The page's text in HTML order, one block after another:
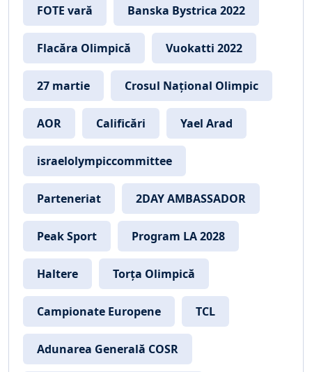
FOTE vară Banska Bystrica 2022
Flacăra Olimpică Vuokatti 2022
27 martie Crosul Național Olimpic
AOR Calificări Yael Arad
israelolympiccommittee
Parteneriat 2DAY AMBASSADOR
Peak Sport Program LA 2028
Haltere Torța Olimpică
Campionate Europene TCL
Adunarea Generală COSR